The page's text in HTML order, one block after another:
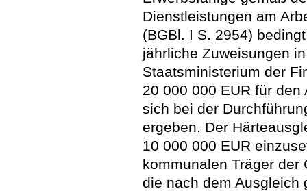
Dienstleistungen am
(BGBl. I S. 2954)
jährliche Zuweisungen
Staatsministerium der
20 000 000 EUR für
sich bei der
ergeben. Der
10 000 000 EUR
kommunalen Träger der
die nach dem Ausgleich